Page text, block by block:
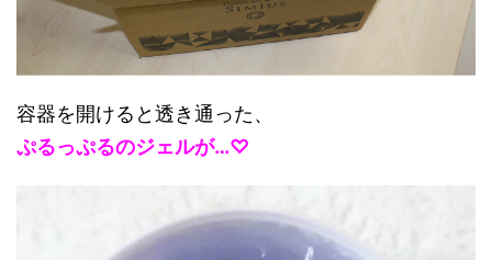
容器を開けると透き通った、
ぷるっぷるのジェルが…♡